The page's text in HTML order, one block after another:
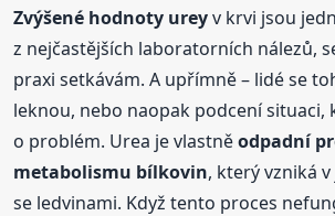
Zvýšené hodnoty ureyv krvi jsou
z nejčastějších laboratorních nálezů,
praxi setkávám. A upřímně – lidé se
leknou, nebo naopak podcení situaci,
o problém. Urea je vlastněodpadní
metabolismu bílkovin, který vzniká
se ledvinami. Když tento proces